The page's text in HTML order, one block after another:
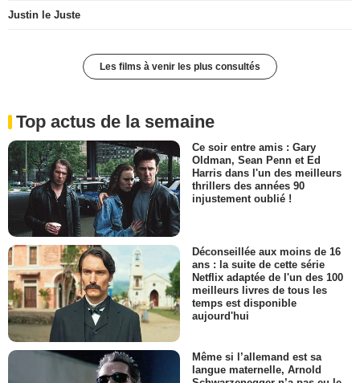
Justin le Juste
Les films à venir les plus consultés
Top actus de la semaine
Ce soir entre amis : Gary
Oldman, Sean Penn et Ed
Harris dans l'un des meilleurs
thrillers des années 90
injustement oublié !
Déconseillée aux moins de 16
ans : la suite de cette série
Netflix adaptée de l'un des 100
meilleurs livres de tous les
temps est disponible
aujourd'hui
Même si l’allemand est sa
langue maternelle, Arnold